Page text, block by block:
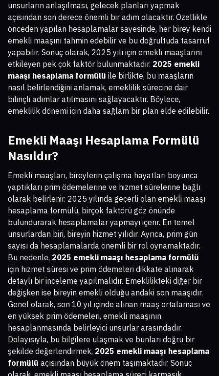
unsurların anlaşılması, gelecek planları yapmak
açısından son derece önemli bir adım olacaktır. Özellikle
önceden yapılan hesaplamalar sayesinde, her birey kendi
emekli maaşını tahmin edebilir ve bu doğrultuda tasarruf
yapabilir. Sonuç olarak, 2025 yılı için emekli maaşlarını
etkileyen pek çok faktör bulunmaktadır. 2025 emekli
maaşı hesaplama formülü ile birlikte, bu maaşların
nasıl belirlendiğini anlamak, emeklilik sürecine dair
bilinçli adımlar atılmasını sağlayacaktır. Böylece,
emeklilik dönemi için daha sağlam bir plan elde edilebilir.
Emekli Maaşı Hesaplama Formülü
Nasıldır?
Emekli maaşları, bireylerin çalışma hayatları boyunca
yaptıkları prim ödemelerine ve hizmet sürelerine bağlı
olarak belirlenir. 2025 yılında geçerli olan emekli maaşı
hesaplama formülü, birçok faktörü göz önünde
bulundurarak hesaplamalar yapmayı içerir. En temel
unsurlardan biri, bireyin hizmet yılıdır. Ayrıca, prim gün
sayısı da hesaplamalarda önemli bir rol oynamaktadır.
Bu nedenle, 2025 emekli maaşı hesaplama formülü
için hizmet süresi ve prim ödemeleri dikkate alınarak
detaylı bir inceleme yapılmalıdır. Emeklilikteki diğer bir
değişken ise bireyin emekli olduğu andaki son maaşıdır.
Genel olarak, son 10 yıl içinde alınan maaş ortalaması ve
en yüksek prim ödemeleri, emekli maaşının
hesaplanmasında belirleyici unsurlar arasındadır.
Dolayısıyla, bu bilgilere ulaşmak ve bunları doğru bir
şekilde değerlendirmek, 2025 emekli maaşı hesaplama
formülü açısından büyük önem taşımaktadır. Sonuç